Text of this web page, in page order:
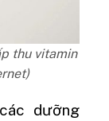
thu vitamin
dưỡng